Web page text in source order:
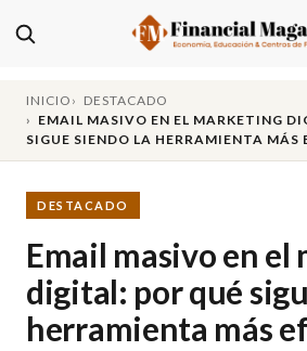
INICIO
DESTACADO
EMAIL MASIVO EN EL MARKETING
SIGUE SIENDO LA HERRAMIENTA MÁS
DESTACADO
Email masivo en
digital: por qué
herramienta más